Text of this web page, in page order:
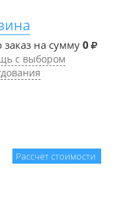
заказ на сумму0
с выбором
Рассчет стоимости